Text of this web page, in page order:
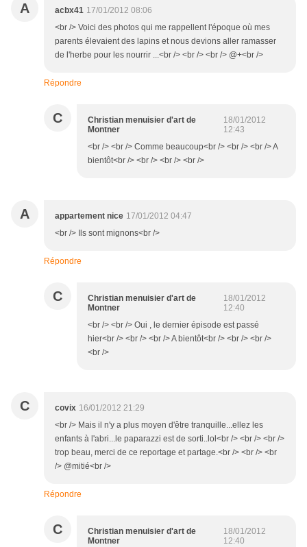
A acbx41 17/01/2012 08:06
<br /> Voici des photos qui me rappellent l'époque où mes
parents élevaient des lapins et nous devions aller ramasser
de l'herbe pour les nourrir ...<br /> <br /> <br /> @+<br />
Répondre
C
Christian menuisier d'art de
Montner
18/01/2012
12:43
<br /> <br /> Comme beaucoup<br /> <br /> <br /> A
bientôt<br /> <br /> <br /> <br />
A appartement nice 17/01/2012 04:47
<br /> Ils sont mignons<br />
Répondre
C
Christian menuisier d'art de
Montner
18/01/2012
12:40
<br /> <br /> Oui , le dernier épisode est passé
hier<br /> <br /> <br /> A bientôt<br /> <br /> <br />
<br />
C covix 16/01/2012 21:29
<br /> Mais il n'y a plus moyen d'être tranquille...ellez les
enfants à l'abri...le paparazzi est de sorti..lol<br /> <br /> <br />
trop beau, merci de ce reportage et partage.<br /> <br /> <br
/> @mitié<br />
Répondre
C
Christian menuisier d'art de
Montner
18/01/2012
12:40